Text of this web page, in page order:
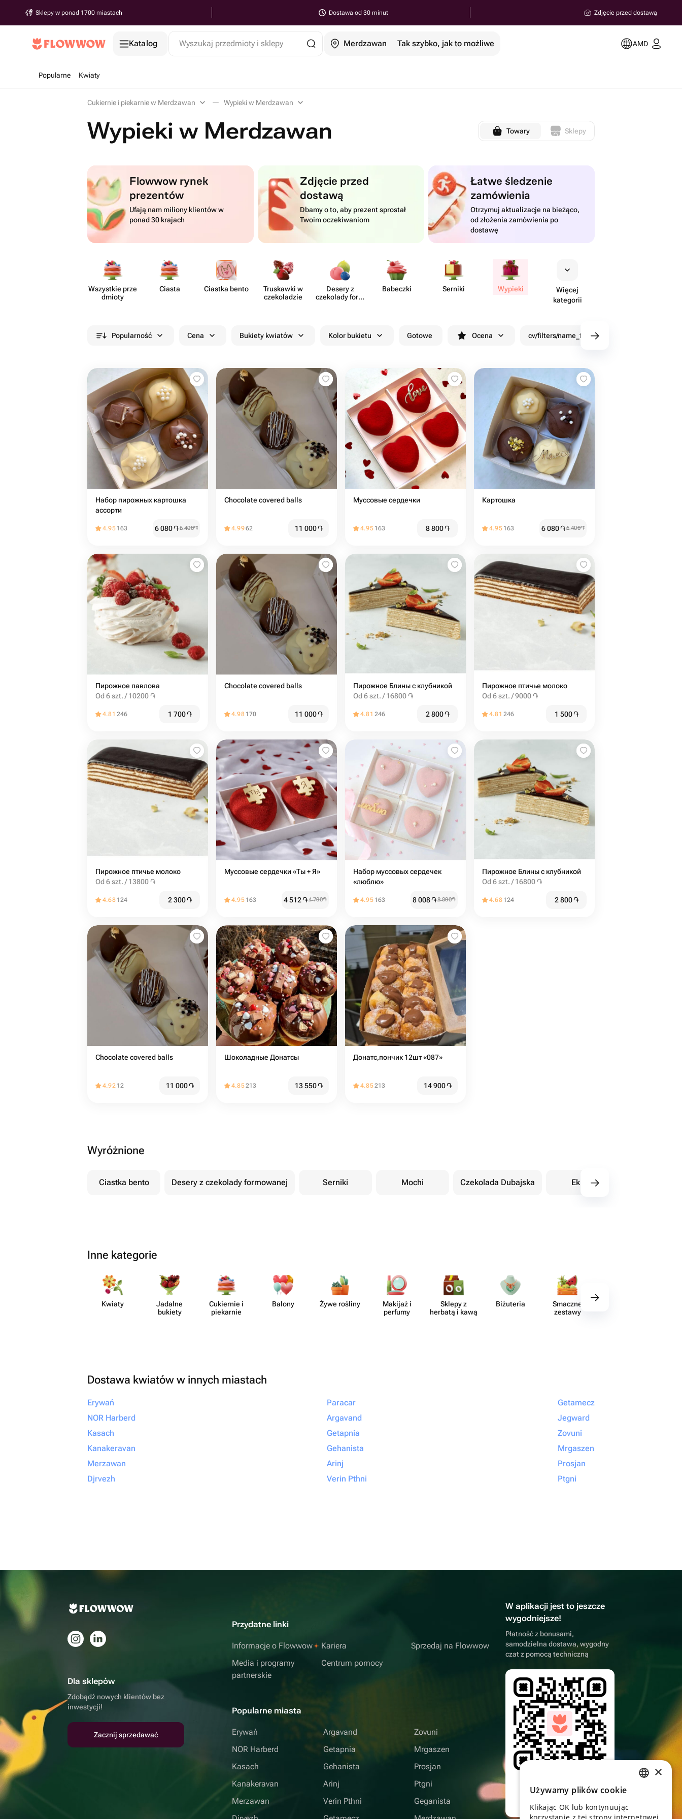
Sklepy w ponad 1700 miastach Dostawa od 30 minut Zdjęcie przed dostawą
Katalog Wyszukaj przedmioty i sklepy Merdzawan Tak szybko, jak to możliwe AMD
Popularne Kwiaty
Cukiernie i piekarnie w Merdzawan Wypieki w Merdzawan
Wypieki w Merdzawan Towary Sklepy
Flowwow rynek
prezentów
Ufają nam miliony klientów w
ponad 30 krajach
Zdjęcie przed
dostawą
Dbamy o to, aby prezent sprostał
Twoim oczekiwaniom
Łatwe śledzenie
zamówienia
Otrzymuj aktualizacje na bieżąco,
od złożenia zamówienia po
dostawę
Wszystkie prze​
dmioty
Ciasta Ciastka bento
Truskawki w
czeko​ladzie
Desery z
czekolady form​
Babeczki Serniki Wypieki
Więcej
kategorii
Popularność Cena Bukiety kwiatów Kolor bukietu Gotowe Ocena cv/filters/name_fast_delivery
Набор пирожных картошка
ассорти
4.95 163 6 080֏6 400֏
Chocolate covered balls
4.9962 11 000֏
Муссовые сердечки
4.95 163 8 800֏
Картошка
4.95 163 6 080֏6 400֏
Пирожное павлова
Od 6 szt. / 10200 ֏
4.81 246 1 700֏
Chocolate covered balls
4.98 170 11 000֏
Пирожное Блины с клубникой
Od 6 szt. / 16800 ֏
4.81 246 2 800֏
Пирожное птичье молоко
Od 6 szt. / 9000 ֏
4.81 246 1 500֏
Пирожное птичье молоко
Od 6 szt. / 13800 ֏
4.68 124 2 300֏
Муссовые сердечки «Ты + Я»
4.95 163 4 512֏4 700֏
Набор муссовых сердечек
«люблю»
4.95 163 8 008֏8 800֏
Пирожное Блины с клубникой
Od 6 szt. / 16800 ֏
4.68 124 2 800֏
Chocolate covered balls
4.92 12 11 000֏
Шоколадные Донатсы
4.85213 13 550֏
Донатс,пончик 12шт «087»
4.85213 14 900֏
Wyróżnione
Ciastka bento Desery z czekolady formowanej Serniki Mochi Czekolada Dubajska Eklery
Inne kategorie
Kwiaty
Jadalne
bukiety
Cukiernie i
piekarnie
Balony Żywe rośliny
Makijaż i
perfumy
Sklepy z
herbatą i kawą
Biżuteria
Smaczne
zestawy
Dostawa kwiatów w innych miastach
Erywań
NOR Harberd
Kasach
Kanakeravan
Merzawan
Djrvezh
Paracar
Argavand
Getapnia
Gehanista
Arinj
Verin Pthni
Getamecz
Jegward
Zovuni
Mrgaszen
Prosjan
Ptgni
Dla sklepów
Zdobądź nowych klientów bez
inwestycji!
Zacznij sprzedawać
Przydatne linki
Informacje o Flowwow
Media i programy
partnerskie
Kariera
Centrum pomocy
Sprzedaj na Flowwow
Popularne miasta
Erywań
NOR Harberd
Kasach
Kanakeravan
Merzawan
Argavand
Getapnia
Gehanista
Arinj
Verin Pthni
Zovuni
Mrgaszen
Prosjan
Ptgni
Geganista
W aplikacji jest to jeszcze
wygodniejsze!
Płatność z bonusami,
samodzielna dostawa, wygodny
czat z pomocą techniczną
pobierz aplikację
×
Używamy plików cookie
Klikając OK lub kontynuując